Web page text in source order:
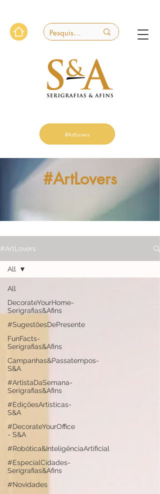
#ArtLovers
#ArtLovers
#ArtLovers
All
DecorateYourHome-
Serigrafias&Afins
#SugestõesDePresente
FunFacts-
Serigrafias&Afins
Campanhas&Passatempos-
S&A
#ArtistaDaSemana-
Serigrafias&Afins
#EdiçõesArtísticas-
S&A
#DecorateYourOffice
- S&A
#Robótica&InteligênciaArtificial
#EspecialCidades-
Serigrafias&Afins
#Novidades
All